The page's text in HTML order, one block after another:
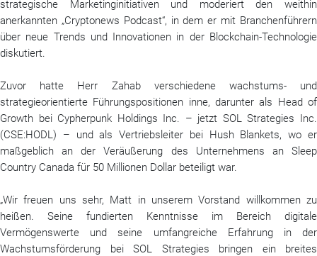
strategische Marketinginitiativen und moderiert den weithin
anerkannten „Cryptonews Podcast“, in dem er mit Branchenführern
über neue Trends und Innovationen in der Blockchain-Technologie
diskutiert.
Zuvor hatte Herr Zahab verschiedene wachstums- und
strategieorientierte Führungspositionen inne, darunter als Head of
Growth bei Cypherpunk Holdings Inc. – jetzt SOL Strategies Inc.
(CSE:HODL) – und als Vertriebsleiter bei Hush Blankets, wo er
maßgeblich an der Veräußerung des Unternehmens an Sleep
Country Canada für 50 Millionen Dollar beteiligt war.
„Wir freuen uns sehr, Matt in unserem Vorstand willkommen zu
heißen. Seine fundierten Kenntnisse im Bereich digitale
Vermögenswerte und seine umfangreiche Erfahrung in der
Wachstumsförderung bei SOL Strategies bringen ein breites